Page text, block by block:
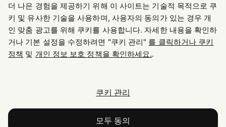
Maison Margiela는 OTB 그룹의 자회사입니다.
위치 선택하기
현재 접속하신 위치는 United States입니다. 위치를 업데이트
하시겠어요?
United States
South Korea
더 나은 경험을 제공하기 위해 이 사이트는 기술적 목적으로 쿠
키 및 유사한 기술을 사용하며, 사용자의 동의가 있는 경우 개
인 맞춤 광고를 위해 쿠키를 사용합니다. 자세한 내용을 확인하
거나 기본 설정을 수정하려면 "쿠키 관리" 를 클릭하거나 쿠키
정책 및 개인 정보 보호 정책을 확인하세요..
쿠키 관리
모두 동의